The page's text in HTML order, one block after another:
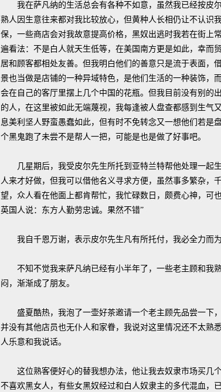
我在萨凡纳的生活总会有各种不如意，虽然我已经按皮尔
熟人因生意往来都对我比较放心，但黄种人长相仍让不认识
保，一些商店会对我故意提高价格，黑奴出逃时我若在街上
遍看法：不是白人就天生低等，在美国南方更是如此，幸而
居和顾客都相处友善。但我明白他们的善意只是流于表面，
景也当做是店铺的一种异域特色，是他们生活的一种装饰，
会在自己的客厅里摆上几个中国的花瓶。但我目前没有别的
的人，在这里被如此无端蔑视，我每逢被人盘查都感到生气
息美利坚人野蛮愚蠢如此，但有时不免转念又一想他们若是
个黑鬼跑了未尝不是帮人一把，可能是也是做了好事吧。
几星期后，我受皮尔先生所托到亚特兰特帮他处理一起
人来才好做，但我可以借他名义寻求方便，虽然事多繁杂，
望，众人看在他面上都肯帮忙，我忙碌数日，颇费心神，可
英国人说：东方人勤劳忠诚。果然不错”
我自千恩万谢，表示皮尔先生凡有所托付，我必全力而为
不知不觉我来萨凡纳已经有小半年了，一些老主顾和我
闷，渐渐成了朋友。
盛夏酷热，我泡了一壶好茶邀请一个老主顾先品尝一下，
并没有其他店员也无仆人和家眷，我说对这里情况还不太熟
人乐意和我说话。
这位熟客便好心的替我想办法，他让我去奴隶市场买几
不喜欢黑女人，有些女黑奴经过和白人奴隶主的多代混血，